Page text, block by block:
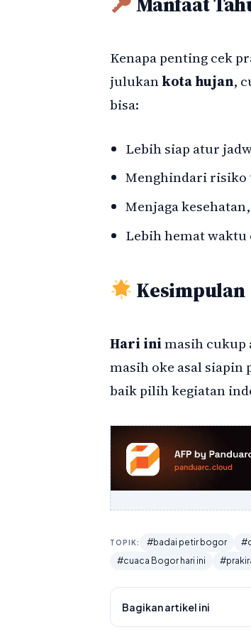
Kenapa penting cek
julukankota hujan,
bisa:
Lebih siap atur
Menghindari risiko
Menjaga
Lebih hemat waktu
Kesimpulan
Hari inimasih cukup
masih oke asal siapin
baik pilih kegiatan
TOPIK: #badai petir bogor
#cuaca Bogor hari ini
Bagikan artikel ini